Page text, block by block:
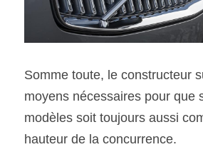
Somme toute, le constructeur
moyens nécessaires pour que
modèles soit toujours aussi
hauteur de la concurrence.